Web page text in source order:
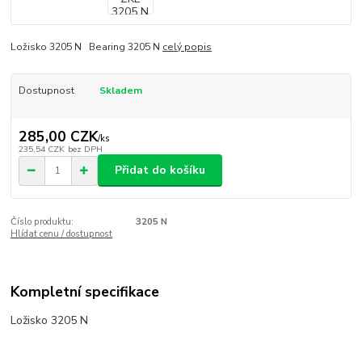
Ložisko 3205 N Bearing 3205 N celý popis
Dostupnost Skladem
285,00 CZK/ks
235,54 CZK bez DPH
Přidat do košíku
Číslo produktu:
3205 N
Hlídat cenu / dostupnost
Kompletní specifikace
Ložisko 3205 N